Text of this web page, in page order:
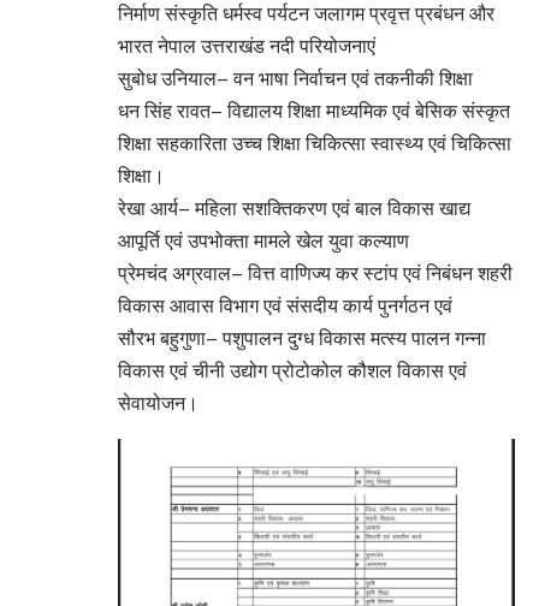
निर्माण संस्कृति धर्मस्व पर्यटन जलागम प्रवृत्त प्रबंधन और
भारत नेपाल उत्तराखंड नदी परियोजनाएं
सुबोध उनियाल– वन भाषा निर्वाचन एवं तकनीकी शिक्षा
धन सिंह रावत– विद्यालय शिक्षा माध्यमिक एवं बेसिक संस्कृत
शिक्षा सहकारिता उच्च शिक्षा चिकित्सा स्वास्थ्य एवं चिकित्सा
शिक्षा।
रेखा आर्य– महिला सशक्तिकरण एवं बाल विकास खाद्य
आपूर्ति एवं उपभोक्ता मामले खेल युवा कल्याण
प्रेमचंद अग्रवाल– वित्त वाणिज्य कर स्टांप एवं निबंधन शहरी
विकास आवास विभाग एवं संसदीय कार्य पुनर्गठन एवं
सौरभ बहुगुणा– पशुपालन दुग्ध विकास मत्स्य पालन गन्ना
विकास एवं चीनी उद्योग प्रोटोकोल कौशल विकास एवं
सेवायोजन।